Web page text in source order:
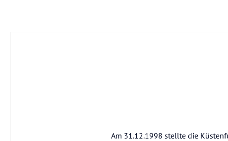
Am 31.12.1998 stellte die